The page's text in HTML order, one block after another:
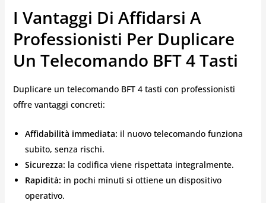
I Vantaggi Di Affidarsi A
Professionisti Per Duplicare
Un Telecomando BFT 4 Tasti
Duplicare un telecomando BFT 4 tasti con professionisti
offre vantaggi concreti:
Affidabilità immediata: il nuovo telecomando funziona
subito, senza rischi.
Sicurezza: la codifica viene rispettata integralmente.
Rapidità: in pochi minuti si ottiene un dispositivo
operativo.